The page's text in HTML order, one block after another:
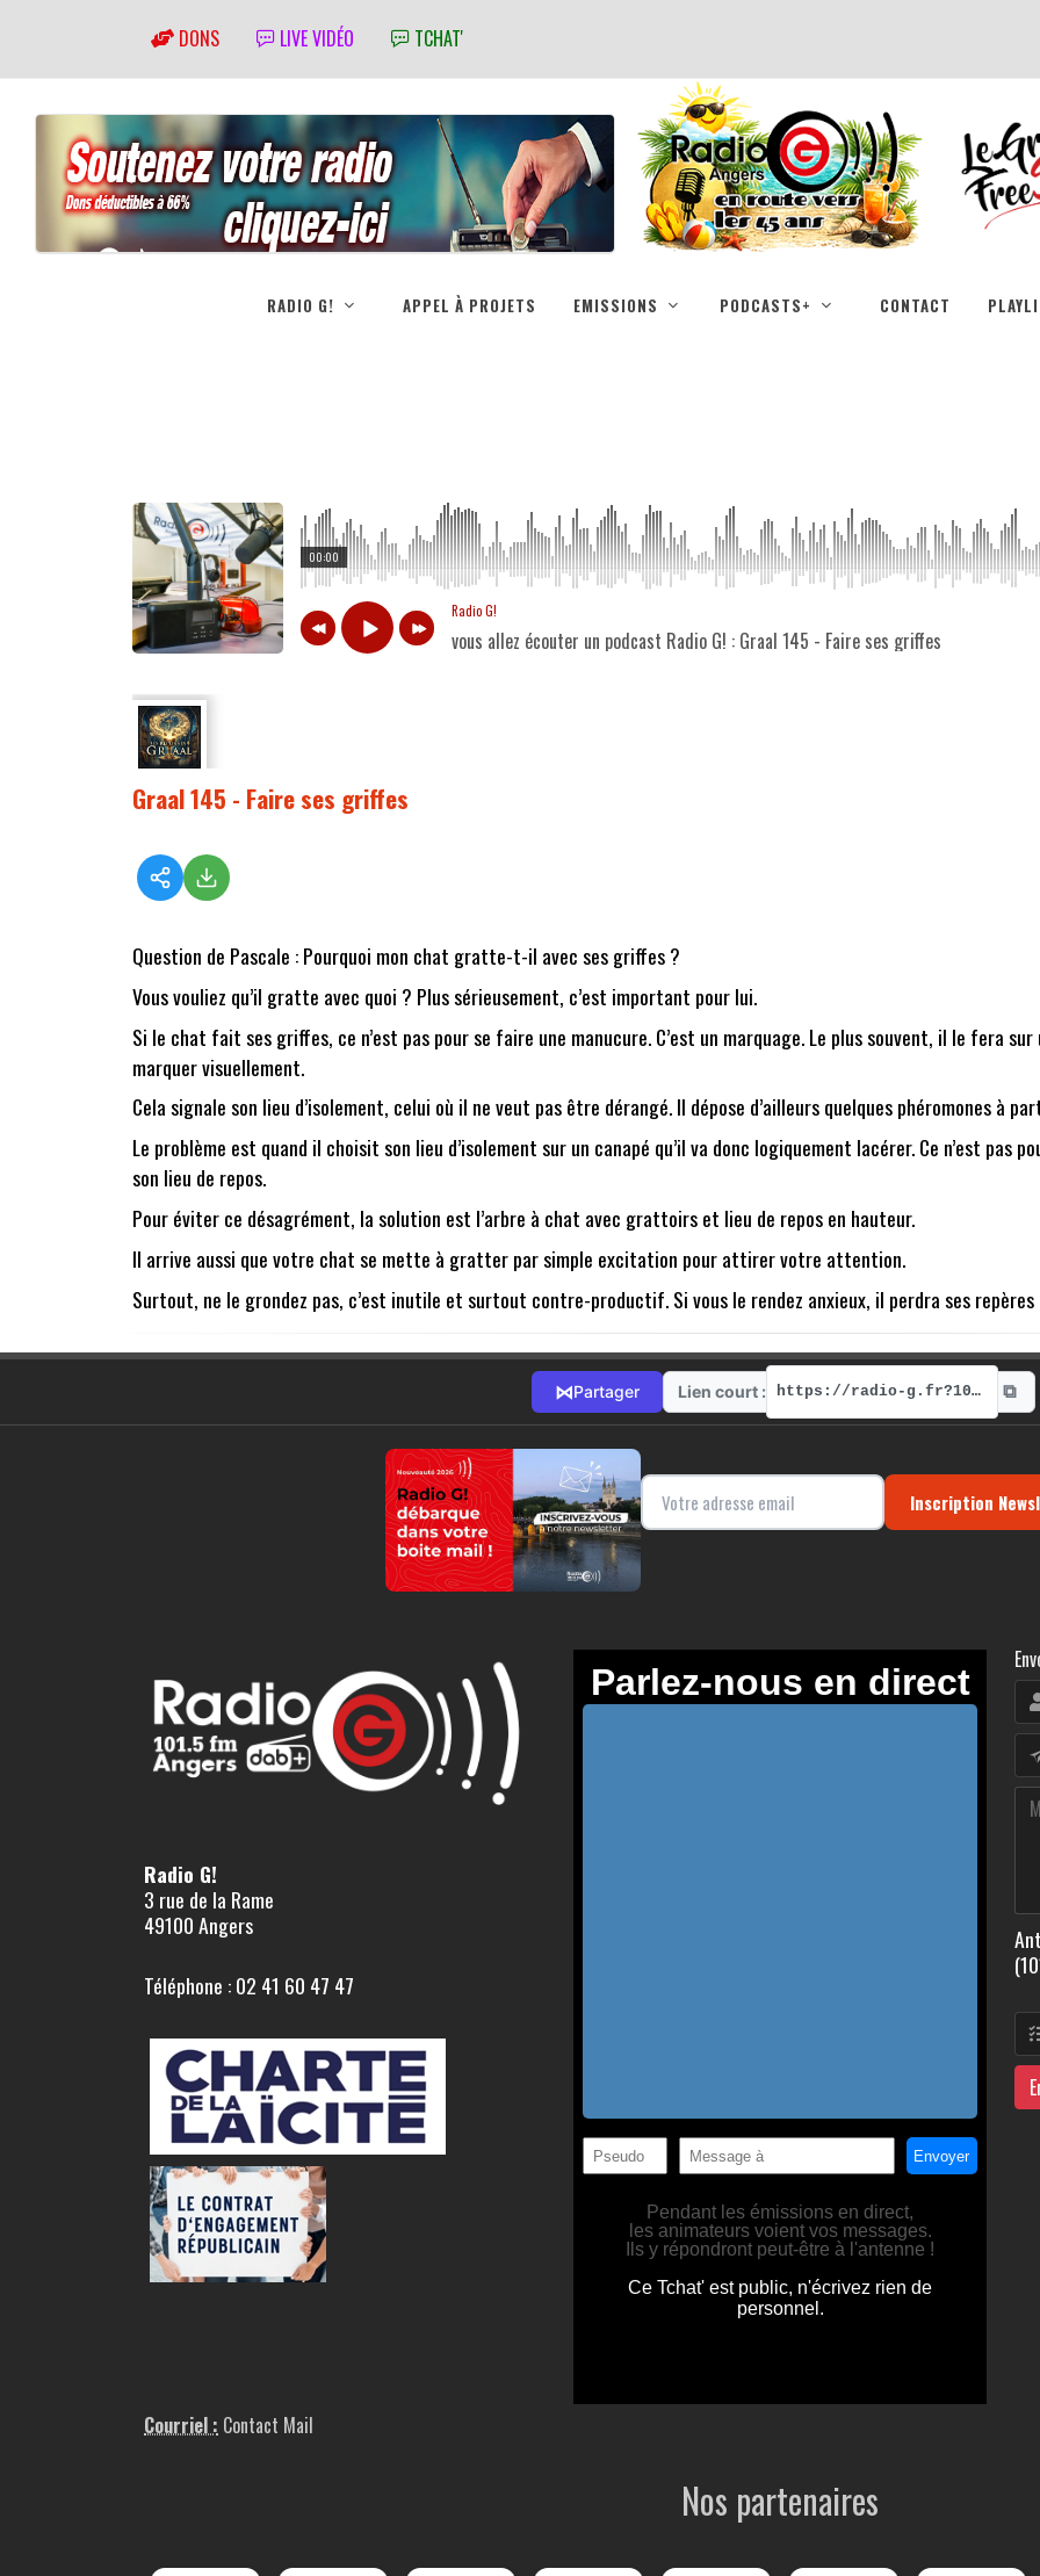
DONS LIVE VIDÉO TCHAT'
RADIO G! APPEL À PROJETS EMISSIONS PODCASTS+ CONTACT
00:00
Radio G!
vous allez écouter un podcast Radio G! : Graal 145 - Faire ses griffes
Graal 145 - Faire ses griffes
Question de Pascale : Pourquoi mon chat gratte-t-il avec ses griffes ?
Vous vouliez qu’il gratte avec quoi ? Plus sérieusement, c’est important pour lui.
Si le chat fait ses griffes, ce n’est pas pour se faire une manucure. C’est un marquage. Le plus souvent, il le fera
marquer visuellement.
Cela signale son lieu d’isolement, celui où il ne veut pas être dérangé. Il dépose d’ailleurs quelques phéromones à
Le problème est quand il choisit son lieu d’isolement sur un canapé qu’il va donc logiquement lacérer. Ce n’est pas
son lieu de repos.
Pour éviter ce désagrément, la solution est l’arbre à chat avec grattoirs et lieu de repos en hauteur.
Il arrive aussi que votre chat se mette à gratter par simple excitation pour attirer votre attention.
Surtout, ne le grondez pas, c’est inutile et surtout contre-productif. Si vous le rendez anxieux, il perdra ses
⋈Partager Lien court : https://radio-g.fr?10803 ⧉
Inscription
Radio G!
3 rue de la Rame
49100 Angers
Téléphone : 02 41 60 47 47
Courriel : Contact Mail
Nos partenaires